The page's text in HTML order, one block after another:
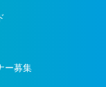
ー募集